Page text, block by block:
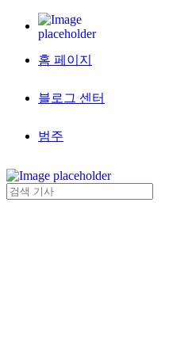
홈 페이지
블로그 센터
범주